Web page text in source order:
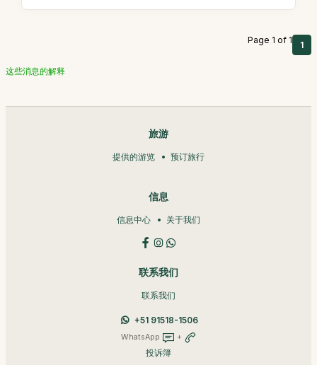
Page 1 of 1 1
这些消息的解释
旅游
提供的游览 预订旅行
信息
信息中心 关于我们
联系我们
联系我们
+51 91518-1506
WhatsApp +
投诉簿